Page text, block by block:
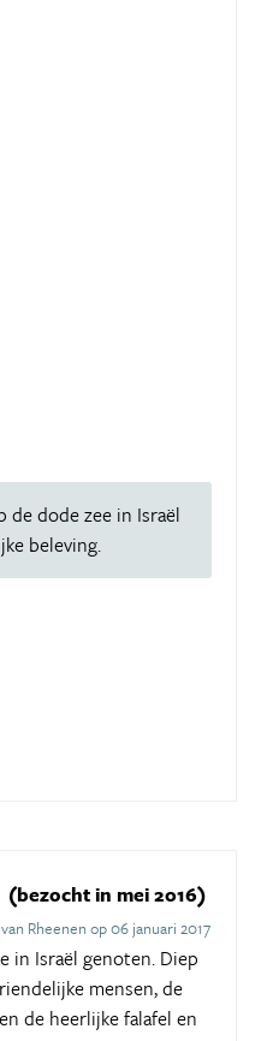
de dode zee in Israël
beleving.
(bezocht in mei 2016)
Rheenen op 06 januari 2017
in Israël genoten. Diep
mensen, de
de heerlijke falafel en